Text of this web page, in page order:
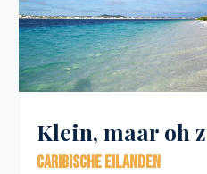
Klein, maar oh
Caribische eilanden